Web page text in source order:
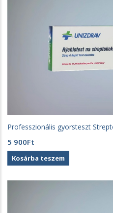
Professzionális gyorsteszt
5 900Ft
Kosárba teszem